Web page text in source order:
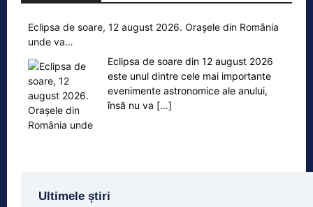
Eclipsa de soare, 12 august 2026. Orașele din România
unde va…
Eclipsa de soare din 12 august 2026
este unul dintre cele mai importante
evenimente astronomice ale anului,
însă nu va [...]
Ultimele știri